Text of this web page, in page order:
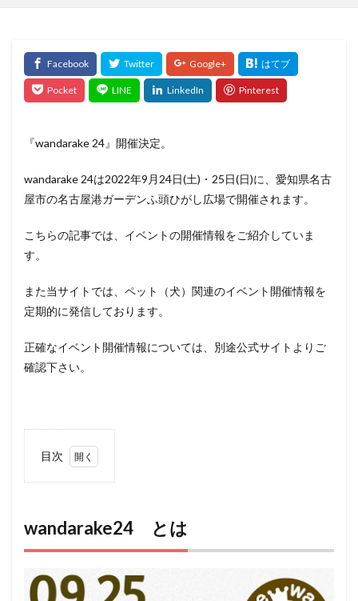
『wandarake 24』開催決定。
wandarake 24は2022年9月24日(土)・25日(日)に、愛知県名古
屋市の名古屋港ガーデンふ頭ひがし広場で開催されます。
こちらの記事では、イベントの開催情報をご紹介していま
す。
また当サイトでは、ペット（犬）関連のイベント開催情報を
定期的に発信しております。
正確なイベント開催情報については、別途公式サイトよりご
確認下さい。
目次
2
wandarake24
3
wandarake24 とは